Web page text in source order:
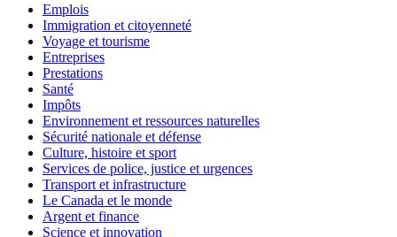
Emplois
Immigration et citoyenneté
Voyage et tourisme
Entreprises
Prestations
Santé
Impôts
Environnement et ressources naturelles
Sécurité nationale et défense
Culture, histoire et sport
Services de police, justice et urgences
Transport et infrastructure
Le Canada et le monde
Argent et finance
Science et innovation